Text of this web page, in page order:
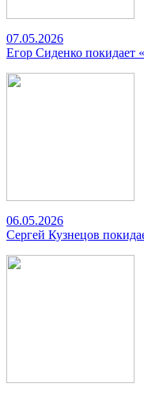
07.05.2026
Егор Сиденко покидает
06.05.2026
Сергей Кузнецов